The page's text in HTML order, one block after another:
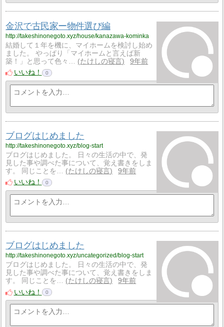
金沢で古民家ー物件選び編
http://takeshinonegoto.xyz/house/kanazawa-kominka
結婚して１年を機に、マイホームを検討し始め
ました。 やっぱり「マイホームと言えば新
築！」と思って色々…
たけしの寝言
9年前
いいね！
0
ブログはじめました
http://takeshinonegoto.xyz/blog-start
ブログはじめました。 日々の生活の中で、発
見した事や調べた事について、覚え書きをしま
す。 同じことを…
たけしの寝言
9年前
いいね！
0
ブログはじめました
http://takeshinonegoto.xyz/uncategorized/blog-start
ブログはじめました。 日々の生活の中で、発
見した事や調べた事について、覚え書きをしま
す。 同じことを…
たけしの寝言
9年前
いいね！
0